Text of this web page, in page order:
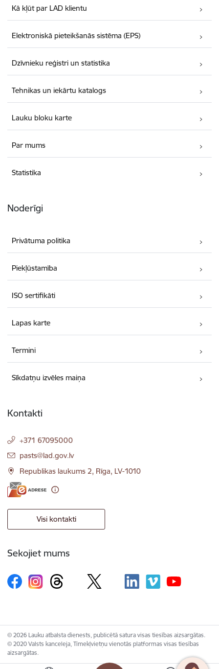
Kā kļūt par LAD klientu
Elektroniskā pieteikšanās sistēma (EPS)
Dzīvnieku reģistri un statistika
Tehnikas un iekārtu katalogs
Lauku bloku karte
Par mums
Statistika
Noderīgi
Privātuma politika
Piekļūstamība
ISO sertifikāti
Lapas karte
Termini
Sīkdatņu izvēles maiņa
Kontakti
+371 67095000
E-pasts:
pasts@lad.gov.lv
Republikas laukums 2, Rīga, LV-1010
Visi kontakti
Sekojiet mums
© 2026 Lauku atbalsta dienests, publicētā satura visas tiesības aizsargātas.
© 2020 Valsts kanceleja, Tīmekļvietņu vienotās platformas visas tiesības
aizsargātas.